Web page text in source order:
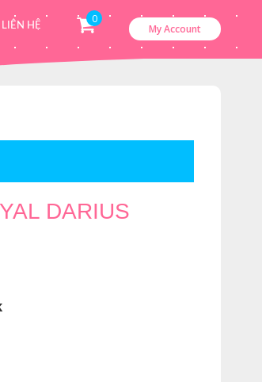
LIÊN HỆ
0
My Account
DARIUS